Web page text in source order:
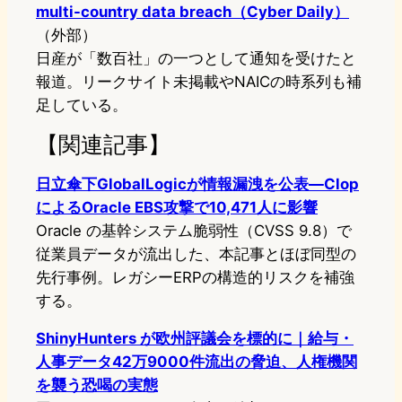
multi-country data breach（Cyber Daily）
（外部）
日産が「数百社」の一つとして通知を受けたと
報道。リークサイト未掲載やNAICの時系列も補
足している。
【関連記事】
日立傘下GlobalLogicが情報漏洩を公表—Clop
によるOracle EBS攻撃で10,471人に影響
Oracle の基幹システム脆弱性（CVSS 9.8）で
従業員データが流出した、本記事とほぼ同型の
先行事例。レガシーERPの構造的リスクを補強
する。
ShinyHunters が欧州評議会を標的に｜給与・
人事データ42万9000件流出の脅迫、人権機関
を襲う恐喝の実態